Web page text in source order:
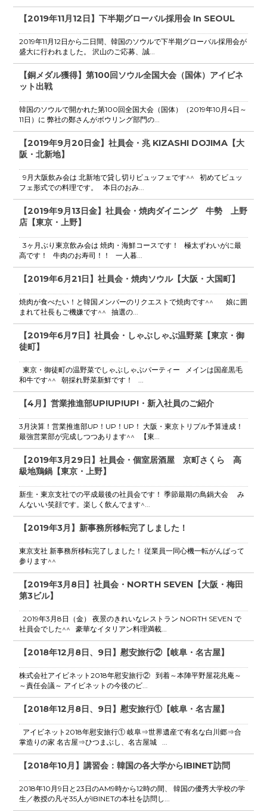
【2019年11月12日】下半期グローバル採用会 In SEOUL
2019年11月12日から二日間、韓国のソウルで下半期グローバル採用会が
盛大に行われました。 沢山のご応募、誠...
【銅メダル獲得】第100回ソウル全国大会（国体）アイビネ
ット出戦
韓国のソウルで開かれた第100回全国大会（国体）（2019年10月4日～
11日）に 弊社の鄭さんがボウリング部門の...
【2019年9月20日金】社員会・兆 KIZASHI DOJIMA【大
阪・北新地】
9月大阪飲み会は 北新地で貸し切りビュッフェです^^ 初めてビュッ
フェ形式での料理です。 本日のおみ...
【2019年9月13日金】社員会・焼肉ダイニング 牛勢 上野
店【東京・上野】
3ヶ月ぶり東京飲み会は 焼肉・海鮮コースです！ 極太ずわいがに最
高です！ 牛肉のお寿司！！ 一人暮...
【2019年6月21日】社員会・焼肉ソウル【大阪・大国町】
焼肉が食べたい！と韓国メンバーのリクエストで焼肉です^^ 娘に囲
まれて社長もご機嫌です^^ 抽選の...
【2019年6月7日】社員会・しゃぶしゃぶ温野菜【東京・御
徒町】
東京・御徒町の温野菜でしゃぶしゃぶパーティー メインは国産黒毛
和牛です^^ 朝採れ野菜新鮮です！ ...
【4月】営業推進部UP!UP!UP!・新入社員のご紹介
3月決算！営業推進部UP！UP！UP！ 大阪・東京トリプル予算達成！
最強営業部が完成しつつあります^^ 【東...
【2019年3月29日】社員会・個室居酒屋 京町さくら 高
級地鶏鍋【東京・上野】
新生・東京支社での平成最後の社員会です！ 季節最期の鳥鍋大会 み
んないい笑顔です。楽しく飲んでます^...
【2019年3月】新事務所移転完了しました！
東京支社 新事務所移転完了しました！ 従業員一同心機一転がんばって
参ります^^
【2019年3月8日】社員会・NORTH SEVEN【大阪・梅田
第3ビル】
2019年3月8日（金） 夜景のきれいなレストラン NORTH SEVEN で
社員会でした^^ 豪華なイタリアン料理満載...
【2018年12月8日、9日】慰安旅行②【岐阜・名古屋】
株式会社アイビネット2018年慰安旅行② 到着～本陣平野屋花兆庵～
～責任会議～ アイビネットの今後のビ...
【2018年12月8日、9日】慰安旅行①【岐阜・名古屋】
アイビネット2018年慰安旅行① 岐阜⇒世界遺産で有名な白川郷⇒合
掌造りの家 名古屋⇒ひつまぶし、名古屋城 ...
【2018年10月】講習会：韓国の各大学からIBINET訪問
2018年10月9日と23日のAM9時から12時の間、 韓国の優秀大学校の学
生／教授の凡そ35人がIBINETの本社を訪問し...